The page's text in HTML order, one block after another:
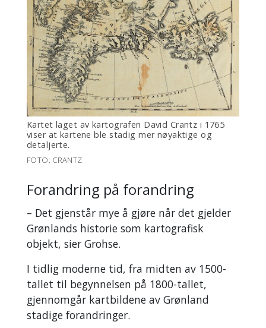
Kartet laget av kartografen David Crantz i 1765
viser at kartene ble stadig mer nøyaktige og
detaljerte.
FOTO: CRANTZ
Forandring på forandring
– Det gjenstår mye å gjøre når det gjelder
Grønlands historie som kartografisk
objekt, sier Grohse.
I tidlig moderne tid, fra midten av 1500-
tallet til begynnelsen på 1800-tallet,
gjennomgår kartbildene av Grønland
stadige forandringer.